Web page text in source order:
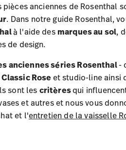
anciennes de Rosenthal
. Dans notre guide Rosenthal,
à l'aide des marques au sol,
de design.
anciennes séries Rosenthal-
Roseet studio-line ainsi
sont les critèresqui
et autres et nous vous
et l'entretien de la vaisselle